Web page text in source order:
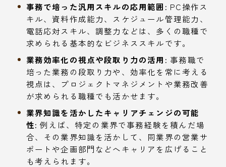
事務で培った汎用スキルの応用範囲: PC操作ス
キル、資料作成能力、スケジュール管理能力、
電話応対スキル、調整力などは、多くの職種で
求められる基本的なビジネススキルです。
業務効率化の視点や段取り力の活用: 事務職で
培った業務の段取り力や、効率化を常に考える
視点は、プロジェクトマネジメントや業務改善
が求められる職種でも活かせます。
業界知識を活かしたキャリアチェンジの可能
性: 例えば、特定の業界で事務経験を積んだ場
合、その業界知識を活かして、同業界の営業サ
ポートや企画部門などへキャリアを広げること
も考えられます。